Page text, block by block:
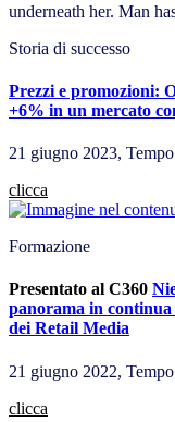
Storia di successo
Prezzi e promozioni:
+6% in un mercato
21 giugno 2023,
clicca
Formazione
Presentato al C360
panorama in continua
dei Retail Media
21 giugno 2022,
clicca